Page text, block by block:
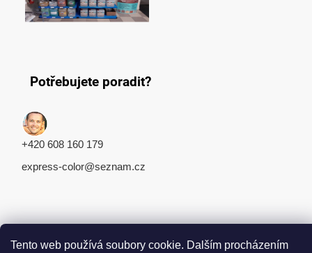
Tento web používá soubory cookie. Dalším procházením
Potřebujete poradit?
+420 608 160 179
express-color@seznam.cz